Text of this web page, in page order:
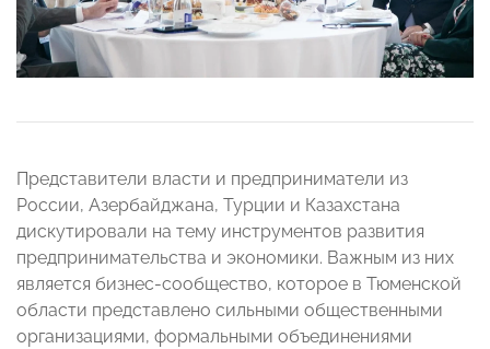
Представители власти и предприниматели из
России, Азербайджана, Турции и Казахстана
дискутировали на тему инструментов развития
предпринимательства и экономики. Важным из них
является бизнес-сообщество, которое в Тюменской
области представлено сильными общественными
организациями, формальными объединениями